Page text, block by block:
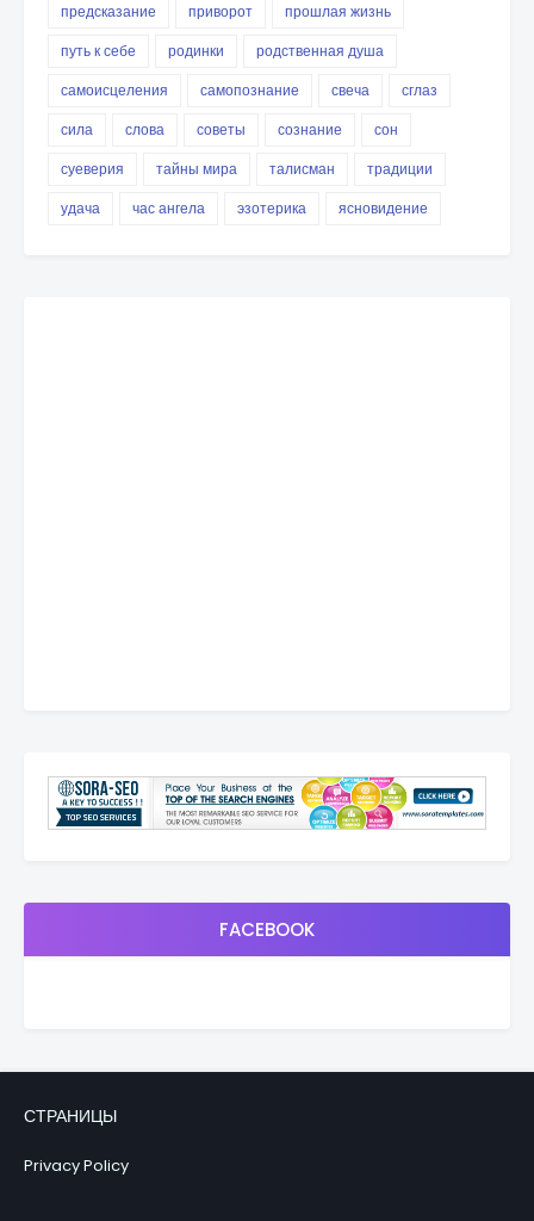
предсказание
приворот
прошлая жизнь
путь к себе
родинки
родственная душа
самоисцеления
самопознание свеча
сглаз
сила
слова советы сознание
сон
суеверия
тайны мира талисман
традиции
удача
час ангела эзотерика ясновидение
FACEBOOK
СТРАНИЦЫ
Privacy Policy